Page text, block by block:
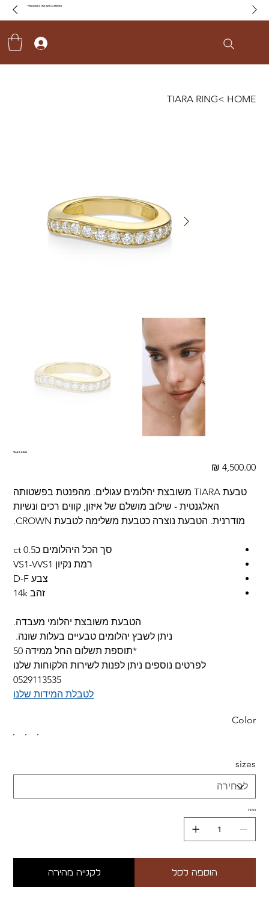
Fine jewelry that lasts a lifetime
HOME
>
TIARA RING
TIARA RING
מחיר ‏4,500.00 ‏₪
טבעת TIARA משובצת יהלומים עגולים. מהפנטת בפשטותה
האלגנטית - שילוב מושלם של איזון, קווים רכים ונשיות
מודרנית. הטבעת נוצרה כטבעת משלימה לטבעת CROWN.
סך הכל היהלומים כ0.5 ct
רמת נקיון VS1-VVS1
צבע D-F
זהב 14k
הטבעת משובצת יהלומי מעבדה.
ניתן לשבץ יהלומים טבעיים בעלות שונה.
*תוספת תשלום החל ממידה 50
לפרטים נוספים ניתן לפנות לשירות הלקוחות שלנו
0529113535
לטבלת המידות שלנו
Color
sizes
כמות
הוספה לסל לקנייה מהירה